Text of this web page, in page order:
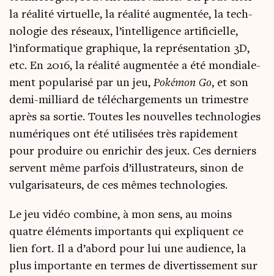
la réa­li­té vir­tuelle, la réa­li­té aug­men­tée, la tech­
no­lo­gie des réseaux, l’intelligence arti­fi­cielle,
l’informatique gra­phique, la repré­sen­ta­tion 3D,
etc. En 2016, la réa­li­té aug­men­tée a été mon­dia­le­
ment popu­la­ri­sé par un jeu, Poké­mon Go, et son
demi-mil­liard de télé­char­ge­ments un tri­mestre
après sa sor­tie. Toutes les nou­velles tech­no­lo­gies
numé­riques ont été uti­li­sées très rapi­de­ment
pour pro­duire ou enri­chir des jeux. Ces der­niers
servent même par­fois d’illus­tra­teurs, sinon de
vul­ga­ri­sa­teurs, de ces mêmes technologies.
Le jeu vidéo com­bine, à mon sens, au moins
quatre élé­ments impor­tants qui expliquent ce
lien fort. Il a d’abord pour lui une audience, la
plus impor­tante en termes de diver­tis­se­ment sur